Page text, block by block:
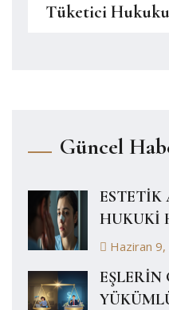
Tüketici Hukuku
Güncel
ESTETİK
HUKUKİ
Haziran